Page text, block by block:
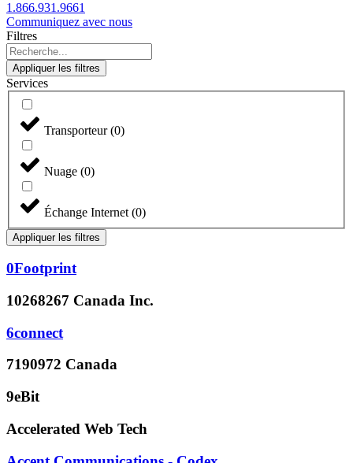
1.866.931.9661
Communiquez avec nous
Filtres
Appliquer les filtres
Services
Transporteur(0)
Nuage (0)
Échange Internet (0)
Appliquer les filtres
0Footprint
10268267 Canada Inc.
6connect
7190972 Canada
9eBit
Accelerated Web Tech